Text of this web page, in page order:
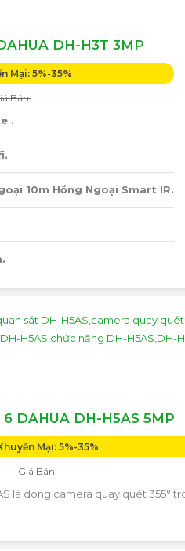
DH-H3T 3MP
Mại: 5%-35%
Bán:
.
10m Hồng Ngoại Smart IR.
DAHUA DH-H5AS 5MP
Mại: 5%-35%
Giá Bán:
là dòng camera quay quét 355°